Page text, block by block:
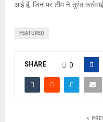
आई हैं, जिन पर टीम ने तुरंत
FEATURED
SHARE 0